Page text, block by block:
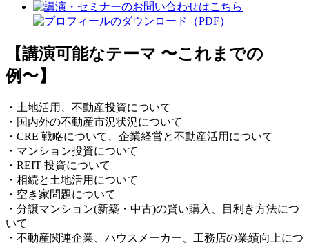
【講演可能なテーマ 〜これまでの
例〜】
・土地活用、不動産投資について
・国内外の不動産市況状況について
・CRE 戦略について、企業経営と不動産活用について
・マンション投資について
・REIT 投資について
・相続と土地活用について
・空き家問題について
・分譲マンション(新築・中古)の賢い購入、目利き方法につ
いて
・不動産関連企業、ハウスメーカー、工務店の業績向上につ